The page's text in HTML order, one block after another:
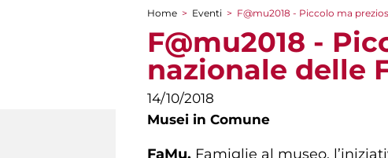
Tu sei qui
Home > Eventi > F@mu2018 - Piccolo ma
F@mu2018 -
nazionale delle
14/10/2018
Musei in Comune
FaMu, Famiglie al museo,